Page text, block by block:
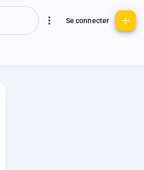
Se connecter